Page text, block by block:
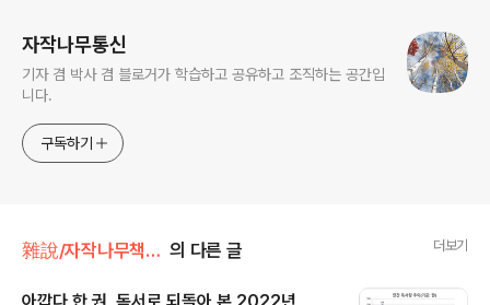
자작나무통신
기자 겸 박사 겸 블로거가 학습하고 공유하고 조직하는 공간입
니다.
구독하기
雜說/자작나무책꽂이 의 다른 글 더보기